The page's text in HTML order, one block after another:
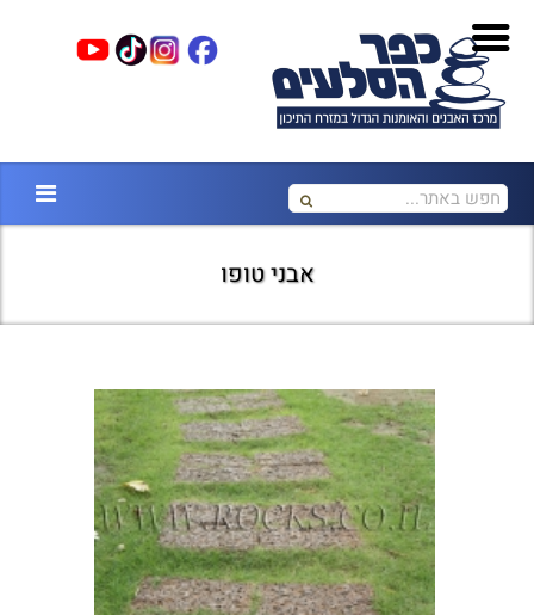
אבני טופו